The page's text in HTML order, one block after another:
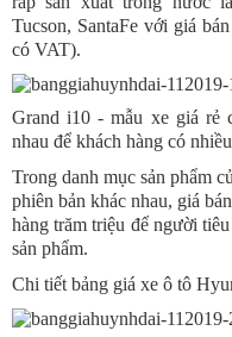
Tucson, SantaFe với giá
có VAT).
Grand i10 - mẫu xe giá rẻ
nhau để khách hàng có
Trong danh mục sản phẩm
phiên bản khác nhau, giá
hàng trăm triệu để người
sản phẩm.
Chi tiết bảng giá xe ô tô